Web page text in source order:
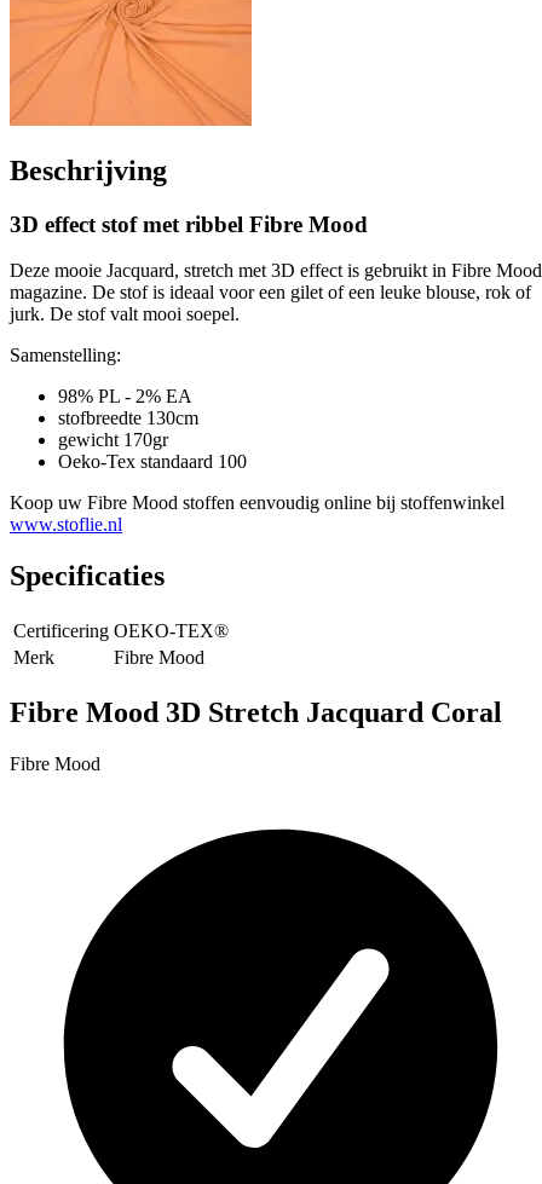
Beschrijving
3D effect stof met ribbel Fibre Mood
Deze mooie Jacquard, stretch met 3D effect is gebruikt in Fibre Mood
magazine. De stof is ideaal voor een gilet of een leuke blouse, rok of
jurk. De stof valt mooi soepel.
Samenstelling:
98% PL - 2% EA
stofbreedte 130cm
gewicht 170gr
Oeko-Tex standaard 100
Koop uw Fibre Mood stoffen eenvoudig online bij stoffenwinkel
www.stoflie.nl
Specificaties
Certificering OEKO-TEX®
Merk
Fibre Mood
Fibre Mood 3D Stretch Jacquard Coral
Fibre Mood